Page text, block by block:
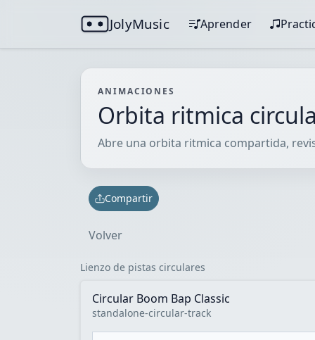
JolyMusic Aprender
ANIMACIONES
Orbita ritmica
Abre una orbita ritmica compartida,
Compartir
Volver
Lienzo de pistas circulares
Circular Boom Bap Classic
standalone-circular-track